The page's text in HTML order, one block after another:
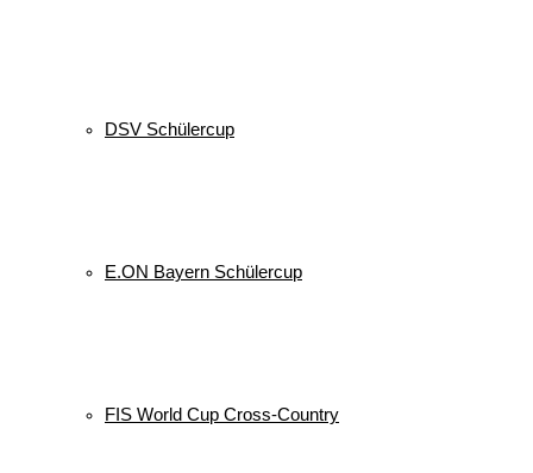
DSV Schülercup
E.ON Bayern Schülercup
FIS World Cup Cross-Country